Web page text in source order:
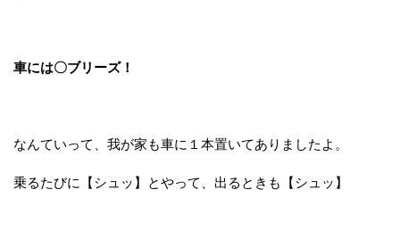
車には〇ブリーズ！
なんていって、我が家も車に１本置いてありましたよ。
乗るたびに【シュッ】とやって、出るときも【シュッ】